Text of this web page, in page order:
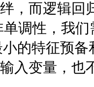
，而逻辑回
调性，我
的特征预
入变量，